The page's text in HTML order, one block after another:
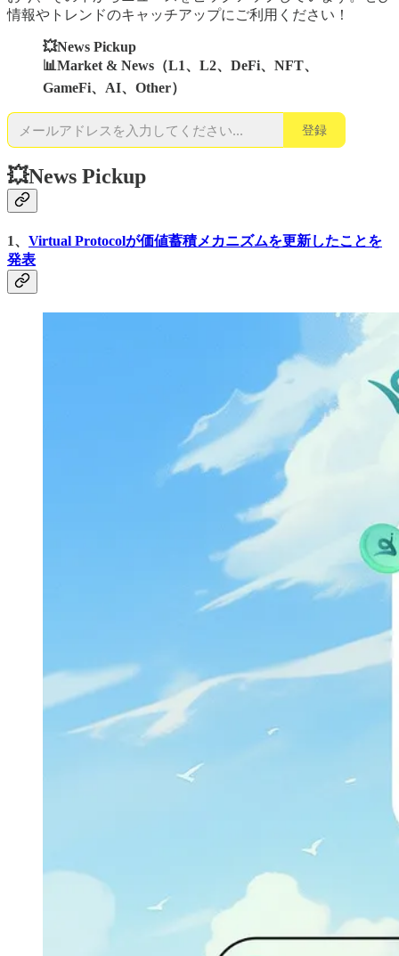
情報やトレンドのキャッチアップにご利用ください！
💥News Pickup
📊Market & News（L1、L2、DeFi、NFT、
GameFi、AI、Other）
登録
💥News Pickup
1、 Virtual Protocolが価値蓄積メカニズムを更新したことを
発表